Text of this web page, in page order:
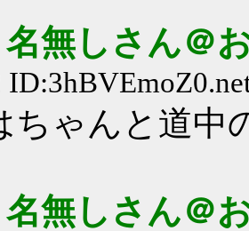
名無しさん＠
ちゃんと道中
名無しさん＠